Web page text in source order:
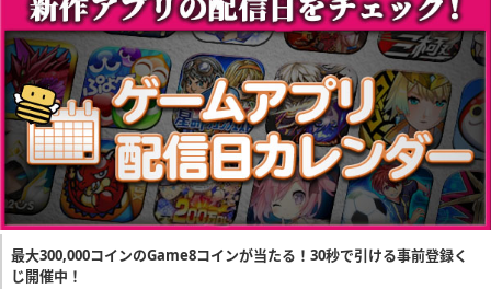
最大300,000コインのGame8コインが当たる！30秒で引ける事前登録く
じ開催中！